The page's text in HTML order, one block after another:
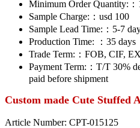
Minimum Order Quantity:：
Sample Charge:： usd 100
Sample Lead Time:： 5-7
Production Time: ： 35 days
Trade Term:： FOB, CIF,
Payment Term:： T/T 30%
paid before shipment
Custom made Cute Stuffed
Article Number: CPT-015125